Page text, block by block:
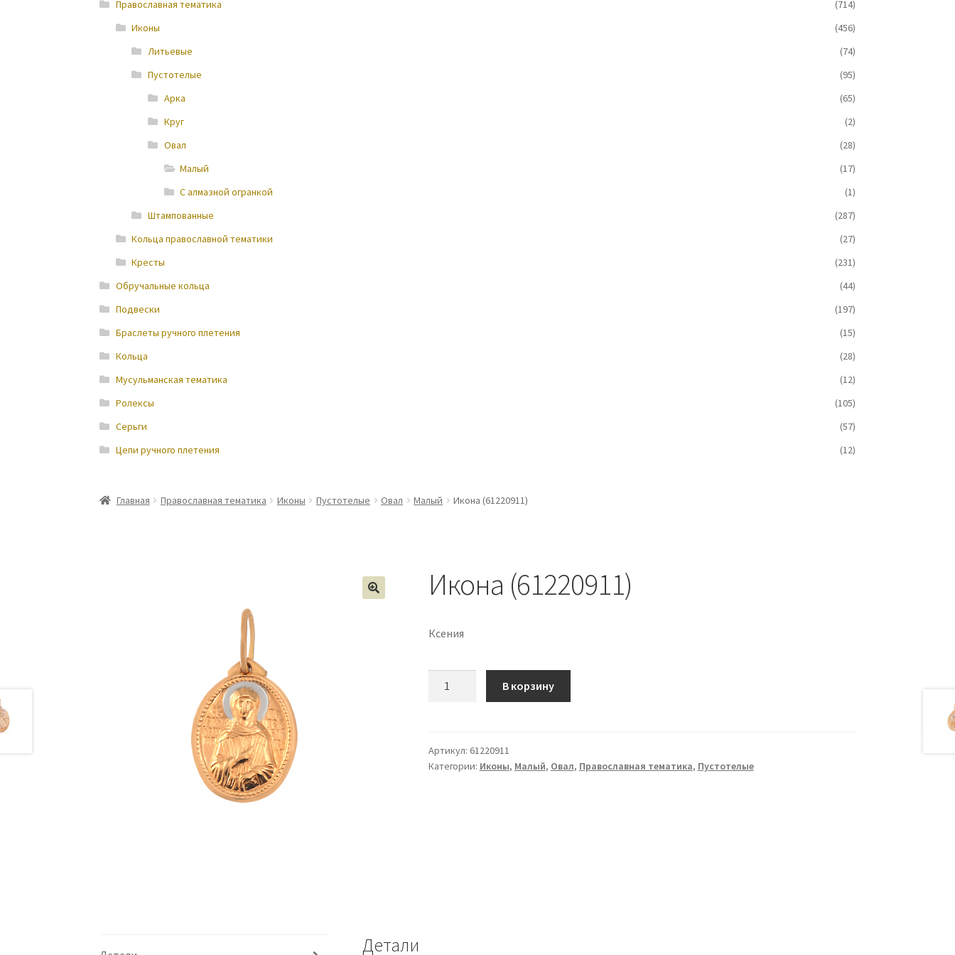
Православная тематика
(714)
Иконы
(456)
Литьевые
(74)
Пустотелые
(95)
Арка
(65)
Круг
(2)
Овал
(28)
Малый
(17)
С алмазной огранкой
(1)
Штампованные
(287)
Кольца православной тематики
(27)
Кресты
(231)
Обручальные кольца
(44)
Подвески
(197)
Браслеты ручного плетения
(15)
Кольца
(28)
Мусульманская тематика
(12)
Ролексы
(105)
Серьги
(57)
Цепи ручного плетения
(12)
Главная Православная тематика Иконы Пустотелые Овал Малый Икона (61220911)
Икона (61220911)
Ксения
В корзину
Артикул: 61220911
Категории: Иконы, Малый, Овал, Православная тематика, Пустотелые
Детали